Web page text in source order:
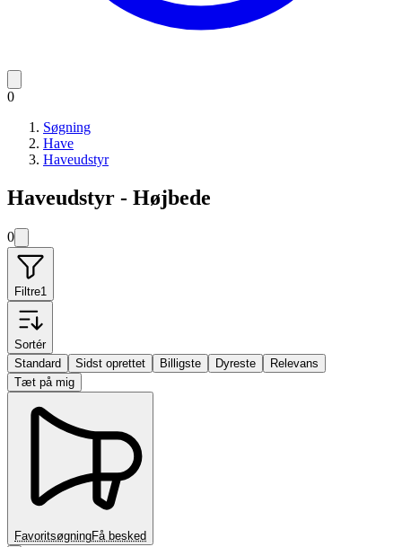
0
Søgning
Have
Haveudstyr
Haveudstyr - Højbede
0
Filtre1
Sortér
Standard
Sidst oprettet Billigste Dyreste
Relevans
Tæt på mig
FavoritsøgningFå besked